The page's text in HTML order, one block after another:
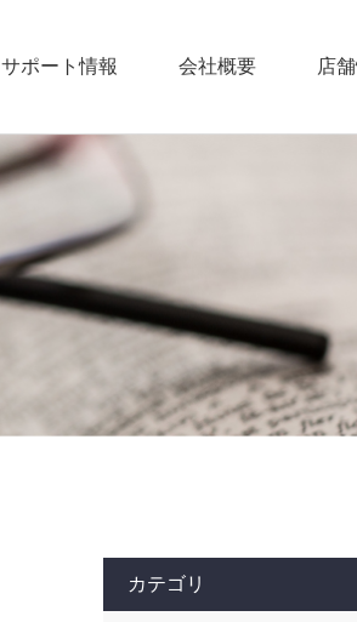
サポート情報 会社概要 店
カテゴリ